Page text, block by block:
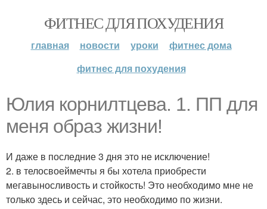
ФИТНЕС ДЛЯ ПОХУДЕНИЯ
главная новости уроки
фитнес дома
фитнес для похудения
Юлия корнилтцева. 1. ПП для
меня образ жизни!
И даже в последние 3 дня это не исключение!
2. в телосвоеймечты я бы хотела приобрести
мегавыносливость и стойкость! Это необходимо мне не
только здесь и сейчас, это необходимо по жизни.